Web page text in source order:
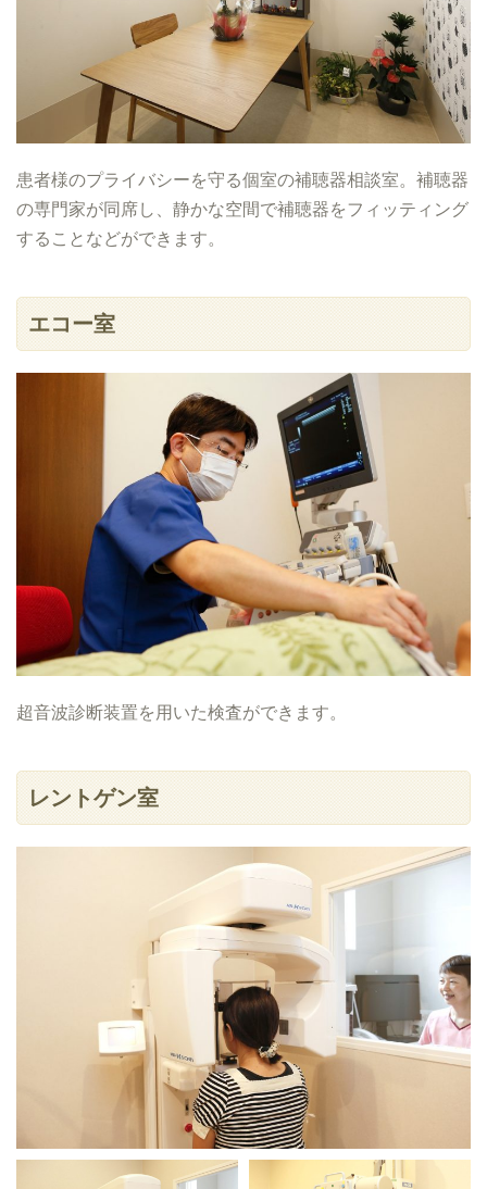
患者様のプライバシーを守る個室の補聴器相談室。補聴器
の専門家が同席し、静かな空間で補聴器をフィッティング
することなどができます。
エコー室
超音波診断装置を用いた検査ができます。
レントゲン室